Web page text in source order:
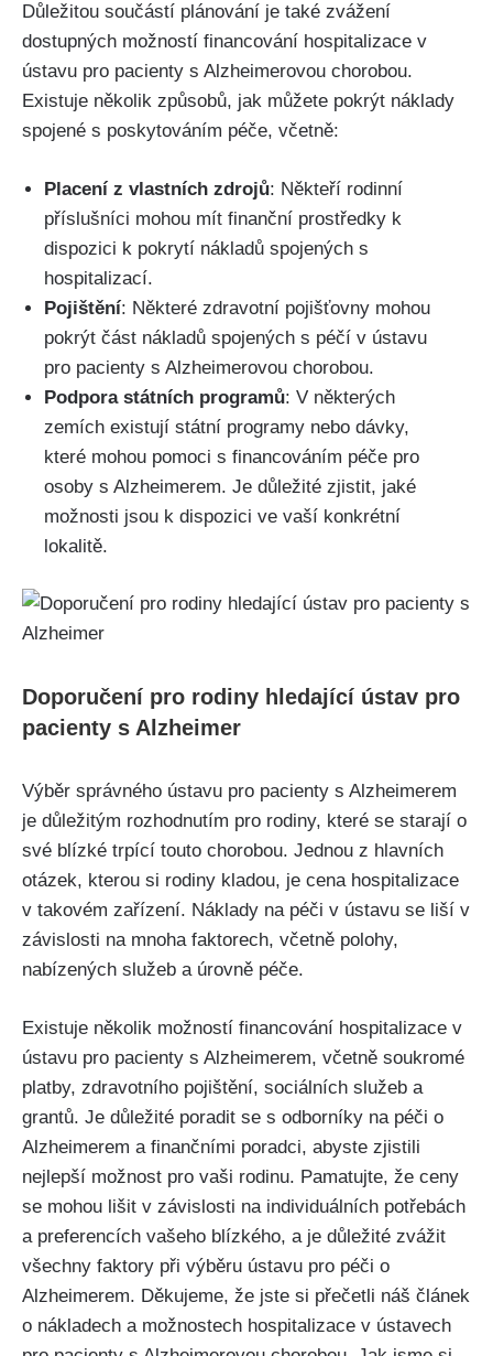
Důležitou součástí plánování je také zvážení
dostupných možností financování hospitalizace v
ústavu pro pacienty s Alzheimerovou chorobou.
Existuje několik způsobů, jak můžete pokrýt náklady
spojené s poskytováním péče, včetně:
Placení z vlastních zdrojů: Někteří rodinní
příslušníci mohou mít finanční prostředky k
dispozici k pokrytí nákladů spojených s
hospitalizací.
Pojištění: Některé zdravotní pojišťovny mohou
pokrýt část nákladů spojených s péčí v ústavu
pro pacienty s Alzheimerovou chorobou.
Podpora státních programů: V některých
zemích existují státní programy nebo dávky,
které mohou pomoci s financováním péče pro
osoby s Alzheimerem. Je důležité zjistit, jaké
možnosti jsou k dispozici ve vaší konkrétní
lokalitě.
Doporučení pro rodiny hledající ústav pro
pacienty s Alzheimer
Výběr správného ústavu pro pacienty s Alzheimerem
je důležitým rozhodnutím pro rodiny, které se starají o
své blízké trpící touto chorobou. Jednou z hlavních
otázek, kterou si rodiny kladou, je cena hospitalizace
v takovém zařízení. Náklady na péči v ústavu se liší v
závislosti na mnoha faktorech, včetně polohy,
nabízených služeb a úrovně péče.
Existuje několik možností financování hospitalizace v
ústavu pro pacienty s Alzheimerem, včetně soukromé
platby, zdravotního pojištění, sociálních služeb a
grantů. Je důležité poradit se s odborníky na péči o
Alzheimerem a finančními poradci, abyste zjistili
nejlepší možnost pro vaši rodinu. Pamatujte, že ceny
se mohou lišit v závislosti na individuálních potřebách
a preferencích vašeho blízkého, a je důležité zvážit
všechny faktory při výběru ústavu pro péči o
Alzheimerem. Děkujeme, že jste si přečetli náš článek
o nákladech a možnostech hospitalizace v ústavech